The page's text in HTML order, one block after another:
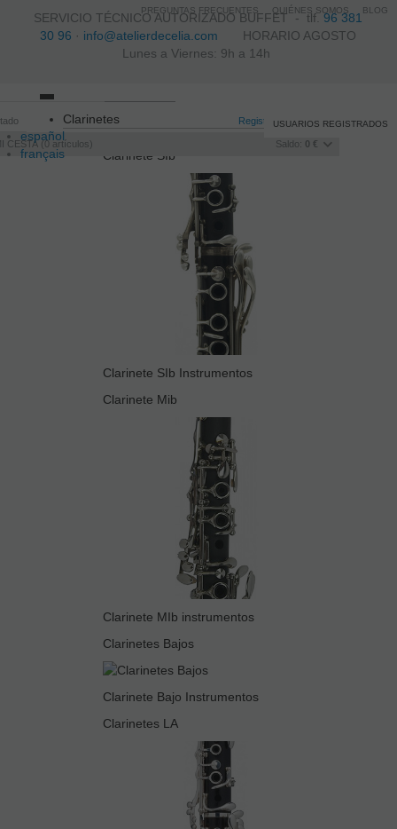
SERVICIO TÉCNICO AUTORIZADO BUFFET -tlf.96 381
30 96 · info@atelierdecelia.com HORARIO AGOSTO
Lunes a Viernes: 9h a 14h
español
français
Registro /Iniciar sesión
CESTA 0 artículos Saldo: 0 €
USUARIOS REGISTRADOS
navigation
Clarinetes
Clarinete SIb
Clarinete SIb Instrumentos
Clarinete Mib
Clarinete MIb instrumentos
Clarinetes Bajos
Clarinete Bajo Instrumentos
Clarinetes LA
PREGUNTAS FRECUENTES QUIÉNES SOMOS BLOG